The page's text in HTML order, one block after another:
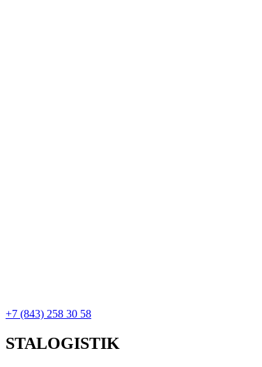
+7 (843) 258 30 58
STALOGISTIK